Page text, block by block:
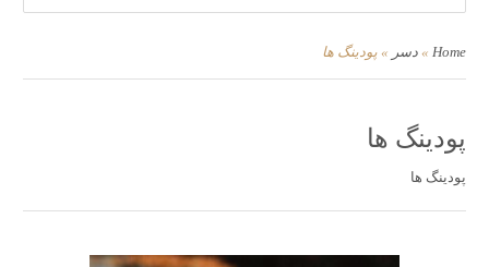
Home
» دسر » پودینگ ها
پودینگ ها
پودینگ ها